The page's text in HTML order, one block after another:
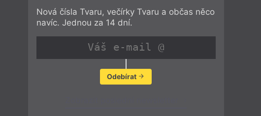
Nová čísla Tvaru, večírky Tvaru a občas něco
navíc. Jednou za 14 dní.
Odebírat